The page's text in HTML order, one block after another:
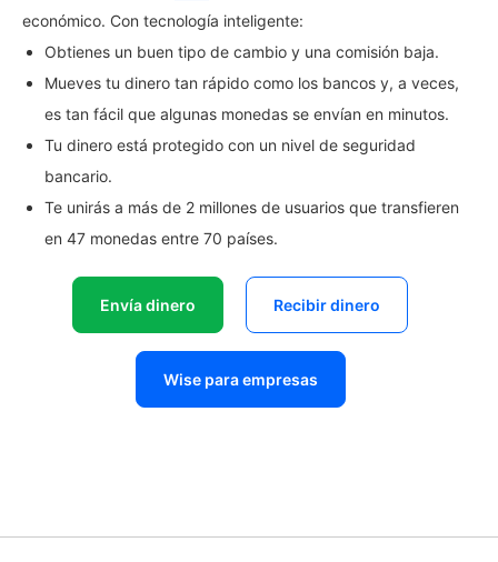
económico. Con tecnología inteligente:
Obtienes un buen tipo de cambio y una comisión baja.
Mueves tu dinero tan rápido como los bancos y, a veces,
es tan fácil que algunas monedas se envían en minutos.
Tu dinero está protegido con un nivel de seguridad
bancario.
Te unirás a más de 2 millones de usuarios que transfieren
en 47 monedas entre 70 países.
Envía dinero Recibir dinero
Wise para empresas